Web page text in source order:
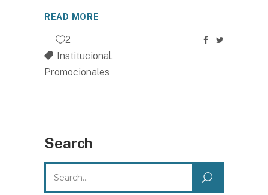
READ MORE
2
Institucional,
Promocionales
Search
Search
for: